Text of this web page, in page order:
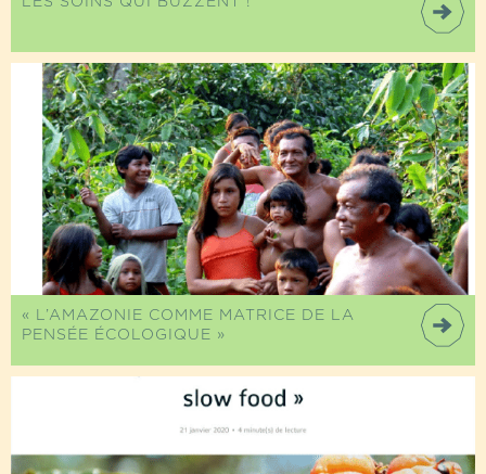
« L’AMAZONIE COMME MATRICE DE LA
PENSÉE ÉCOLOGIQUE »